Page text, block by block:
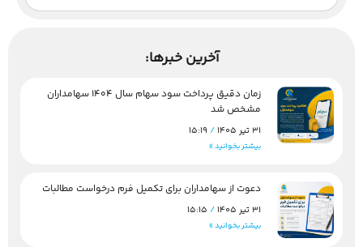
آخرین خبرها:
زمان دقیق پرداخت سود سهام سال 1404 سهامداران
مشخص شد
31 تیر 1405
بیشتر بخوانید »
دعوت از سهامداران برای تکمیل فرم درخواست مطالبات
31 تیر 1405
بیشتر بخوانید »